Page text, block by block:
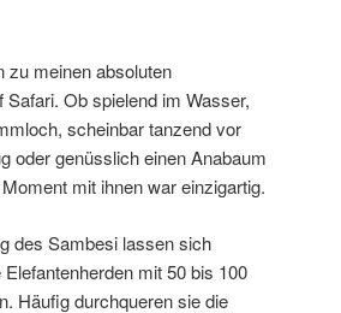
zu meinen absoluten
Safari. Ob spielend im Wasser,
scheinbar tanzend vor
oder genüsslich einen Anabaum
mit ihnen war einzigartig.
des Sambesi lassen sich
mit 50 bis 100
Häufig durchqueren sie die